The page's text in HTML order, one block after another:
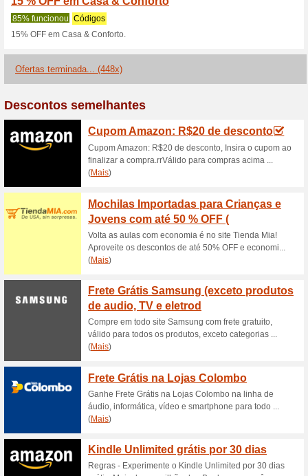
Descontos e
Cupom de desconto
100% funcionou Códigos
Ganhe 10 % de desconto
selecionados do
Eletrodomésticos
100% funcionou
Eletrodomésticos com até
desconto é necessáriorIr